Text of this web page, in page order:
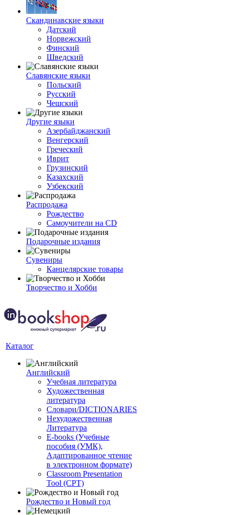
Скандинавские языки
Датский
Норвежский
Финский
Шведский
Славянские языки
Польский
Русский
Чешский
Другие языки
Азербайджанский
Венгерский
Греческий
Иврит
Грузинский
Казахский
Узбекский
Распродажа
Рождество
Самоучители на CD
Подарочные издания
Сувениры
Канцелярские товары
Творчество и Хобби
Каталог
Английский
Учебная литература
Художественная
литература
Словари/DICTIONARIES
Нехудожественная
Литература
E-books (Учебные
пособия (УМК),
Адаптированное чтение
в электронном формате)
Classroom Presentation
Tool (CPT)
Рождество и Новый год